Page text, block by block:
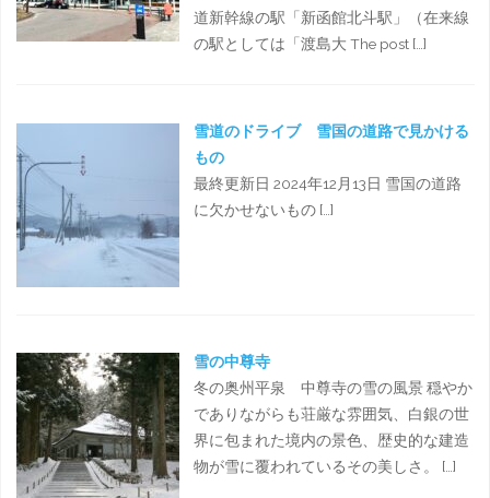
道新幹線の駅「新函館北斗駅」（在来線
の駅としては「渡島大 The post […]
雪道のドライブ 雪国の道路で見かける
もの
最終更新日 2024年12月13日 雪国の道路
に欠かせないもの […]
雪の中尊寺
冬の奥州平泉 中尊寺の雪の風景 穏やか
でありながらも荘厳な雰囲気、白銀の世
界に包まれた境内の景色、歴史的な建造
物が雪に覆われているその美しさ。 […]